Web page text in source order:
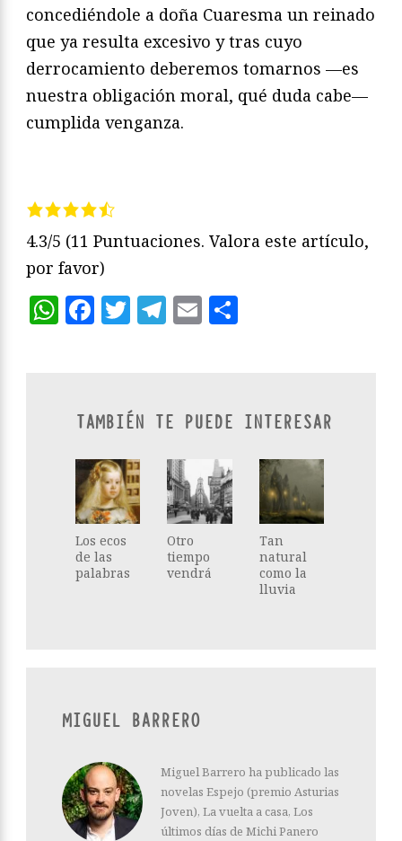
concediéndole a doña Cuaresma un reinado
que ya resulta excesivo y tras cuyo
derrocamiento deberemos tomarnos —es
nuestra obligación moral, qué duda cabe—
cumplida venganza.
4.3/5 (11 Puntuaciones. Valora este artículo,
por favor)
WhatsApp
Facebook
Twitter
Telegram
Email
TAMBIÉN TE PUEDE INTERESAR
Los ecos
de las
palabras
Otro
tiempo
vendrá
Tan
natural
como la
lluvia
MIGUEL BARRERO
Miguel Barrero ha publicado las
novelas Espejo (premio Asturias
Joven), La vuelta a casa, Los
últimos días de Michi Panero